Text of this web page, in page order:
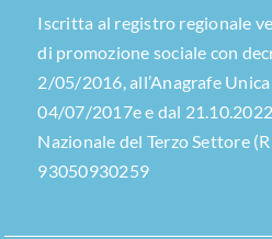
Iscritta al registro regionale
di promozione sociale con
2/05/2016, all’Anagrafe
04/07/2017e e dal
Nazionale del Terzo Settore
93050930259